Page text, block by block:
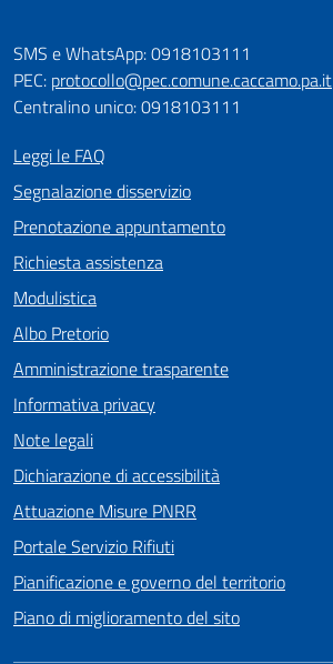
SMS e WhatsApp: 0918103111
PEC: protocollo@pec.comune.caccamo.pa.it
Centralino unico: 0918103111
Leggi le FAQ
Segnalazione disservizio
Prenotazione appuntamento
Richiesta assistenza
Modulistica
Albo Pretorio
Amministrazione trasparente
Informativa privacy
Note legali
Dichiarazione di accessibilità
Attuazione Misure PNRR
Portale Servizio Rifiuti
Pianificazione e governo del territorio
Piano di miglioramento del sito